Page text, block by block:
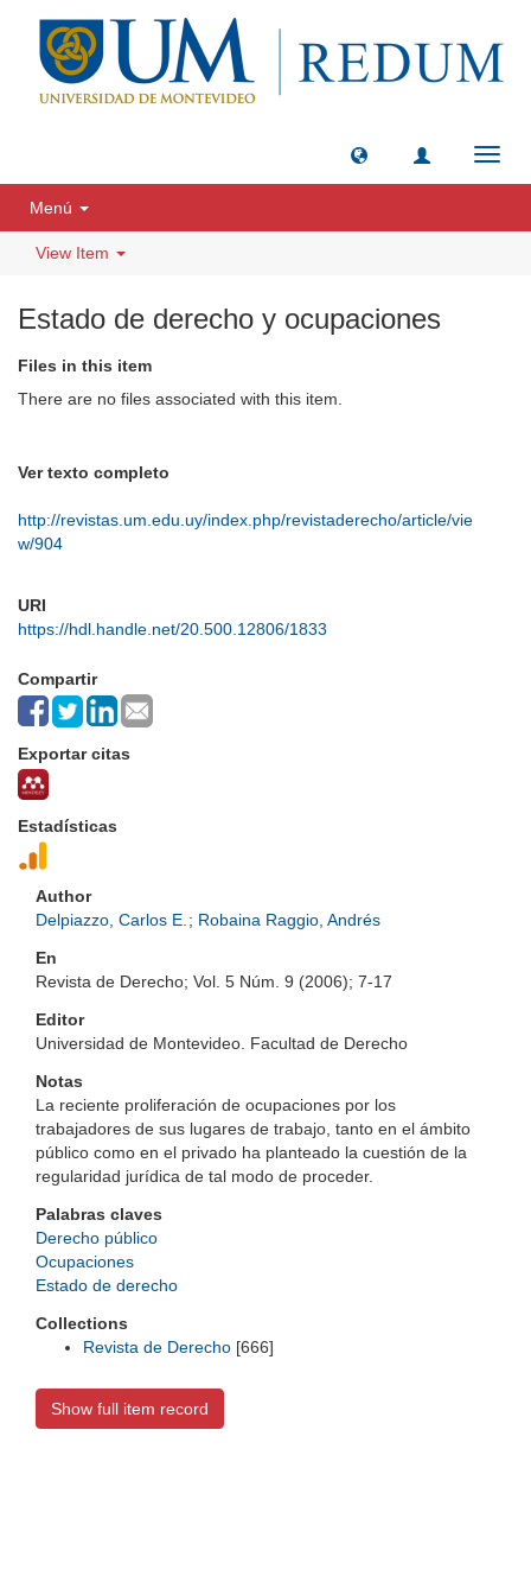
Menú
View Item
Estado de derecho y ocupaciones
Files in this item
There are no files associated with this item.
Ver texto completo
http://revistas.um.edu.uy/index.php/revistaderecho/article/vie
w/904
URI
https://hdl.handle.net/20.500.12806/1833
Compartir
Exportar citas
Estadísticas
Author
Delpiazzo, Carlos E. ; Robaina Raggio, Andrés
En
Revista de Derecho; Vol. 5 Núm. 9 (2006); 7-17
Editor
Universidad de Montevideo. Facultad de Derecho
Notas
La reciente proliferación de ocupaciones por los
trabajadores de sus lugares de trabajo, tanto en el ámbito
público como en el privado ha planteado la cuestión de la
regularidad jurídica de tal modo de proceder.
Palabras claves
Derecho público
Ocupaciones
Estado de derecho
Collections
Revista de Derecho [666]
Show full item record